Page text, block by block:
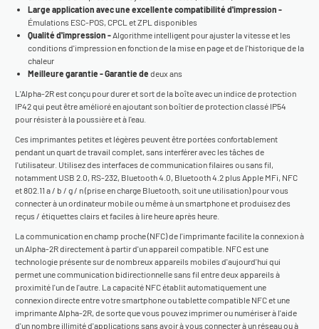
Large application avec une excellente compatibilité d'impression -
Émulations ESC-POS, CPCL et ZPL disponibles
Qualité d'impression - Algorithme intelligent pour ajuster la vitesse et les
conditions d'impression en fonction de la mise en page et de l'historique de la
chaleur
Meilleure garantie - Garantie de deux ans
L'Alpha-2R est conçu pour durer et sort de la boîte avec un indice de protection
IP42 qui peut être amélioré en ajoutant son boîtier de protection classé IP54
pour résister à la poussière et à l'eau.
Ces imprimantes petites et légères peuvent être portées confortablement
pendant un quart de travail complet, sans interférer avec les tâches de
l'utilisateur. Utilisez des interfaces de communication filaires ou sans fil,
notamment USB 2.0, RS-232, Bluetooth 4.0, Bluetooth 4.2 plus Apple MFi, NFC
et 802.11 a / b / g / n (prise en charge Bluetooth, soit une utilisation) pour vous
connecter à un ordinateur mobile ou même à un smartphone et produisez des
reçus / étiquettes clairs et faciles à lire heure après heure.
La communication en champ proche (NFC) de l'imprimante facilite la connexion à
un Alpha-2R directement à partir d'un appareil compatible. NFC est une
technologie présente sur de nombreux appareils mobiles d'aujourd'hui qui
permet une communication bidirectionnelle sans fil entre deux appareils à
proximité l'un de l'autre. La capacité NFC établit automatiquement une
connexion directe entre votre smartphone ou tablette compatible NFC et une
imprimante Alpha-2R, de sorte que vous pouvez imprimer ou numériser à l'aide
d'un nombre illimité d'applications sans avoir à vous connecter à un réseau ou à